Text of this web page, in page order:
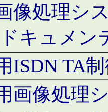
像処理シ
キュメン
ISDN TA
画像処理